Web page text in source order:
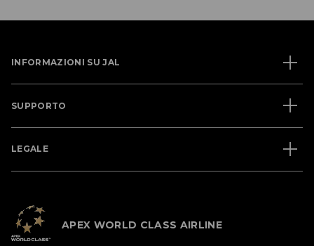
INFORMAZIONI SU JAL
SUPPORTO
LEGALE
APEX WORLD CLASS AIRLINE